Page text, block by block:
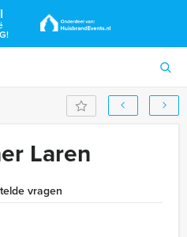
Laren
vragen